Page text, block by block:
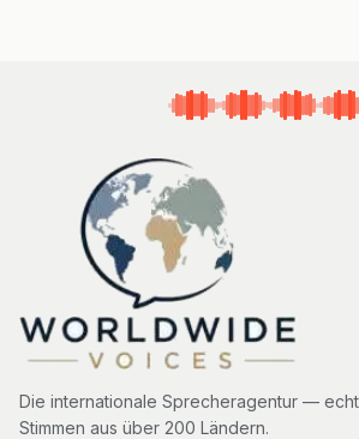
Die internationale Sprecheragentur —
Stimmen aus über 200 Ländern.